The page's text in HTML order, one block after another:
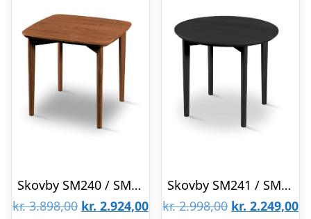
Skovby SM240 / SM264 sofabord – 54 x 54 cm – Bordplade i naturolieret valnød : Erling Christensen Møbler
kr.3.898,00 Den
kr. 2.924,00Den
Skovby SM241 / SM264 sofabord – Ø 59,5 cm – Bordplade: Sortlakeret eg : Erling Christensen Møbler
kr.2.998,00 Den
kr. 2.249,00